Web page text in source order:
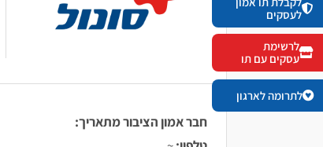
חבר אמון הציבור מתאריך:
לעסקים
לתרומה לארגון
לרשימת
עסקים עם תו